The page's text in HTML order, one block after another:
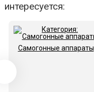
интересуется:
Самогонные аппараты